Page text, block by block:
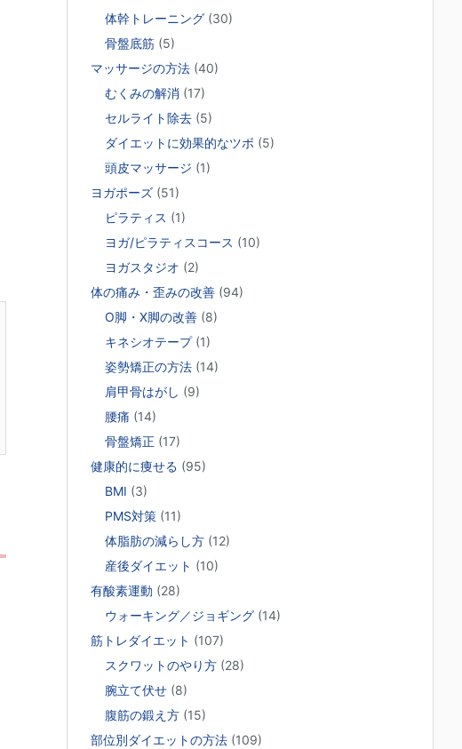
体幹トレーニング (30)
骨盤底筋 (5)
マッサージの方法 (40)
むくみの解消 (17)
セルライト除去 (5)
ダイエットに効果的なツボ (5)
頭皮マッサージ (1)
ヨガポーズ (51)
ピラティス (1)
ヨガ/ピラティスコース (10)
ヨガスタジオ (2)
体の痛み・歪みの改善 (94)
O脚・X脚の改善 (8)
キネシオテープ(1)
姿勢矯正の方法 (14)
肩甲骨はがし (9)
腰痛 (14)
骨盤矯正 (17)
健康的に痩せる (95)
BMI (3)
PMS対策 (11)
体脂肪の減らし方 (12)
産後ダイエット (10)
有酸素運動 (28)
ウォーキング／ジョギング (14)
筋トレダイエット (107)
スクワットのやり方 (28)
腕立て伏せ (8)
腹筋の鍛え方 (15)
部位別ダイエットの方法 (109)